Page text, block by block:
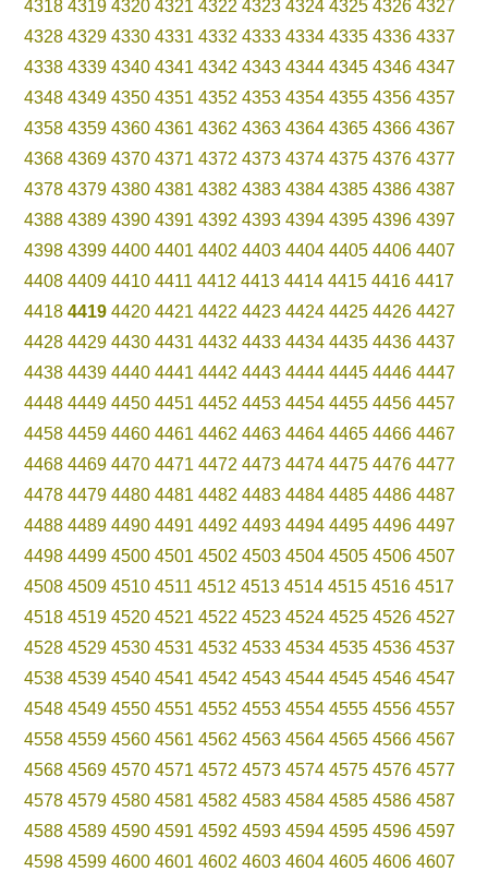
4318 4319 4320 4321 4322 4323 4324 4325 4326 4327
4328 4329 4330 4331 4332 4333 4334 4335 4336 4337
4338 4339 4340 4341 4342 4343 4344 4345 4346 4347
4348 4349 4350 4351 4352 4353 4354 4355 4356 4357
4358 4359 4360 4361 4362 4363 4364 4365 4366 4367
4368 4369 4370 4371 4372 4373 4374 4375 4376 4377
4378 4379 4380 4381 4382 4383 4384 4385 4386 4387
4388 4389 4390 4391 4392 4393 4394 4395 4396 4397
4398 4399 4400 4401 4402 4403 4404 4405 4406 4407
4408 4409 4410 4411 4412 4413 4414 4415 4416 4417
4418 4419 4420 4421 4422 4423 4424 4425 4426 4427
4428 4429 4430 4431 4432 4433 4434 4435 4436 4437
4438 4439 4440 4441 4442 4443 4444 4445 4446 4447
4448 4449 4450 4451 4452 4453 4454 4455 4456 4457
4458 4459 4460 4461 4462 4463 4464 4465 4466 4467
4468 4469 4470 4471 4472 4473 4474 4475 4476 4477
4478 4479 4480 4481 4482 4483 4484 4485 4486 4487
4488 4489 4490 4491 4492 4493 4494 4495 4496 4497
4498 4499 4500 4501 4502 4503 4504 4505 4506 4507
4508 4509 4510 4511 4512 4513 4514 4515 4516 4517
4518 4519 4520 4521 4522 4523 4524 4525 4526 4527
4528 4529 4530 4531 4532 4533 4534 4535 4536 4537
4538 4539 4540 4541 4542 4543 4544 4545 4546 4547
4548 4549 4550 4551 4552 4553 4554 4555 4556 4557
4558 4559 4560 4561 4562 4563 4564 4565 4566 4567
4568 4569 4570 4571 4572 4573 4574 4575 4576 4577
4578 4579 4580 4581 4582 4583 4584 4585 4586 4587
4588 4589 4590 4591 4592 4593 4594 4595 4596 4597
4598 4599 4600 4601 4602 4603 4604 4605 4606 4607